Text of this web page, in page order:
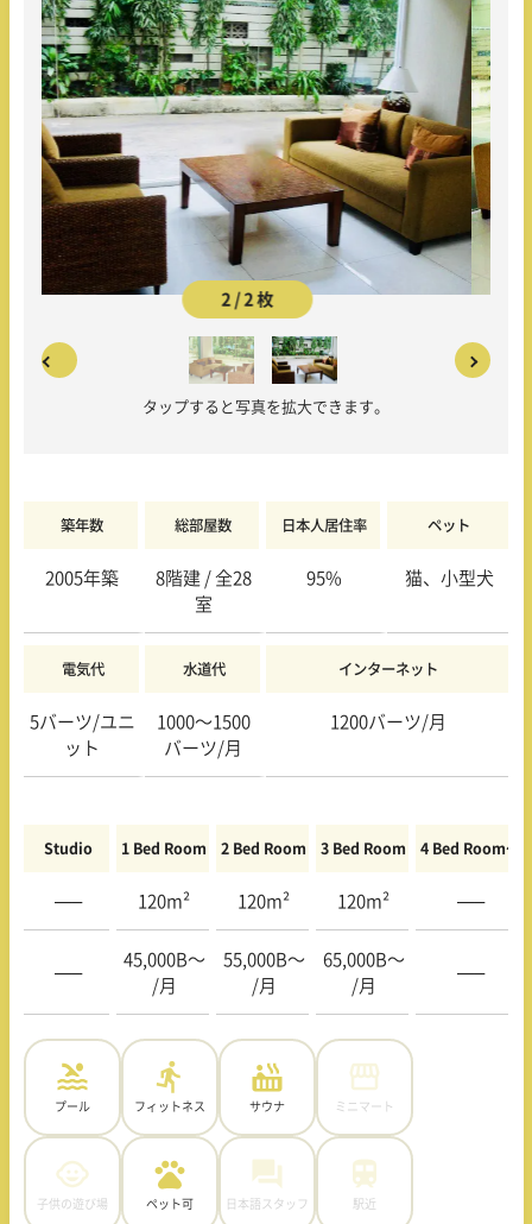
2 / 2 枚
タップすると写真を拡大できます。
築年数 総部屋数 日本人居住率 ペット
2005年築
8階建 / 全28
室
95% 猫、小型犬
電気代 水道代 インターネット
5バーツ/ユニ
ット
1000〜1500
バーツ/月
1200バーツ/月
Studio 1 Bed Room 2 Bed Room 3 Bed Room 4 Bed Room〜
—– 120m² 120m² 120m² —–
—–
45,000B〜
/月
55,000B〜
/月
65,000B〜
/月
—–
プール フィットネス サウナ ミニマート
子供の遊び場 ペット可 日本語スタッフ 駅近